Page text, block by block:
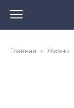
змісту
Главная » Жизнь